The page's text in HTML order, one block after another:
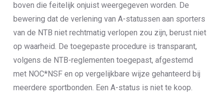
boven die feitelijk onjuist weergegeven worden. De
bewering dat de verlening van A-statussen aan sporters
van de NTB niet rechtmatig verlopen zou zijn, berust niet
op waarheid. De toegepaste procedure is transparant,
volgens de NTB-reglementen toegepast, afgestemd
met NOC*NSF en op vergelijkbare wijze gehanteerd bij
meerdere sportbonden. Een A-status is niet te koop.